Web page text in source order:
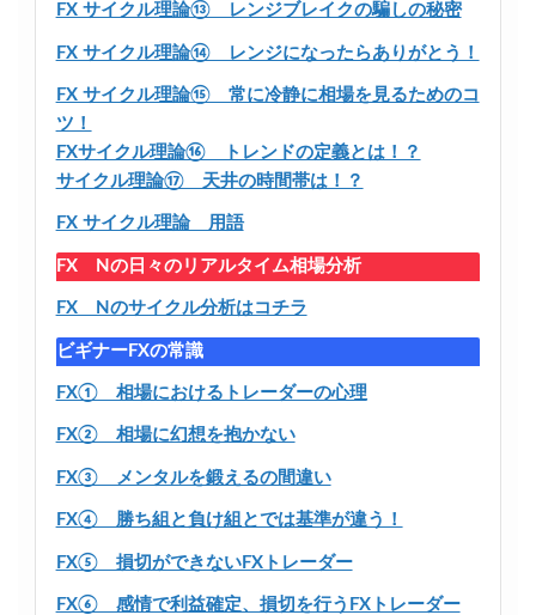
FX サイクル理論⑬ レンジブレイクの騙しの秘密
FX サイクル理論⑭ レンジになったらありがとう！
FX サイクル理論⑮ 常に冷静に相場を見るためのコ
ツ！
FXサイクル理論⑯ トレンドの定義とは！？
サイクル理論⑰ 天井の時間帯は！？
FX サイクル理論 用語
FX Nの日々のリアルタイム相場分析
FX Nのサイクル分析はコチラ
ビギナーFXの常識
FX① 相場におけるトレーダーの心理
FX② 相場に幻想を抱かない
FX③ メンタルを鍛えるの間違い
FX④ 勝ち組と負け組とでは基準が違う！
FX⑤ 損切ができないFXトレーダー
FX⑥ 感情で利益確定、損切を行うFXトレーダー